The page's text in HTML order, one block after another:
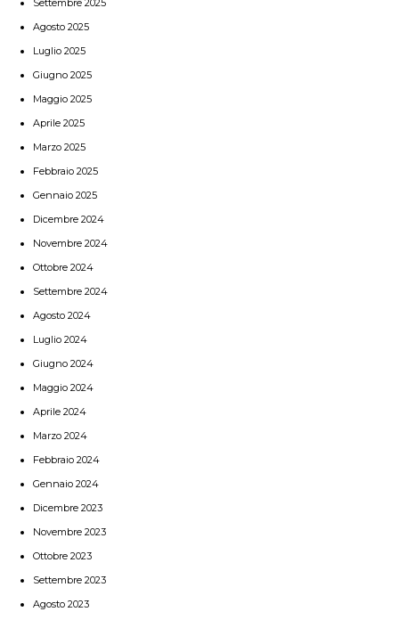
Settembre 2025
Agosto 2025
Luglio 2025
Giugno 2025
Maggio 2025
Aprile 2025
Marzo 2025
Febbraio 2025
Gennaio 2025
Dicembre 2024
Novembre 2024
Ottobre 2024
Settembre 2024
Agosto 2024
Luglio 2024
Giugno 2024
Maggio 2024
Aprile 2024
Marzo 2024
Febbraio 2024
Gennaio 2024
Dicembre 2023
Novembre 2023
Ottobre 2023
Settembre 2023
Agosto 2023